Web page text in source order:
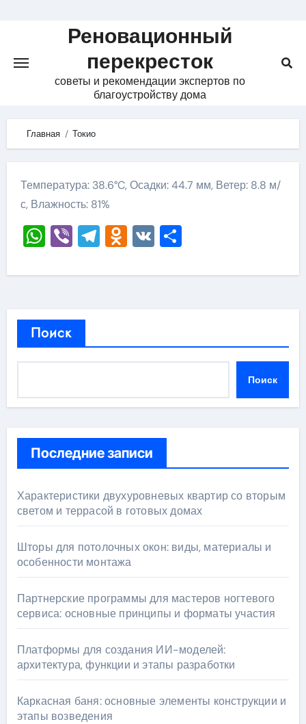
Реновационный
перекресток
советы и рекомендации экспертов по
благоустройству дома
Главная Токио
Температура: 38.6°C, Осадки: 44.7 мм, Ветер: 8.8 м/
с, Влажность: 81%
WhatsApp
ViberTelegram
Odnoklassniki
VKОтправить
Поиск
Поиск
Последние записи
Характеристики двухуровневых квартир со вторым
светом и террасой в готовых домах
Шторы для потолочных окон: виды, материалы и
особенности монтажа
Партнерские программы для мастеров ногтевого
сервиса: основные принципы и форматы участия
Платформы для создания ИИ-моделей:
архитектура, функции и этапы разработки
Каркасная баня: основные элементы конструкции и
этапы возведения